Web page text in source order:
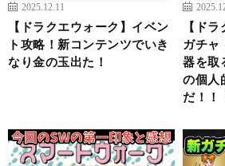
2025.12.11
【ドラクエウォーク】イベン
ト攻略！新コンテンツでいき
なり金の玉出た！
【ド
ガチャ
器を取
の個人
だ！！